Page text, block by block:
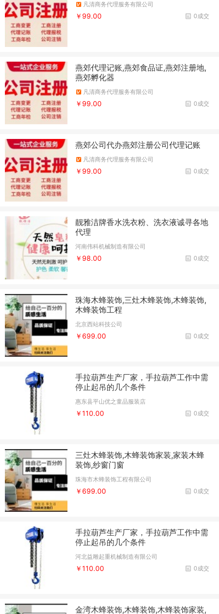
凡清商务代理服务有限公司
0成交
￥99.00
燕郊代理记账,燕郊食品证,燕郊注册地,
燕郊孵化器
凡清商务代理服务有限公司
0成交
￥99.00
燕郊公司代办燕郊注册公司代理记账
凡清商务代理服务有限公司
0成交
￥99.00
靓雅洁牌香水洗衣粉、洗衣液诚寻各地
代理
河南伟科机械制造有限公司
0成交
￥98.00
珠海木蜂装饰,三灶木蜂装饰,木蜂装饰,
木蜂装饰工程
北京西站科技公司
0成交
￥699.00
手拉葫芦生产厂家，手拉葫芦工作中需
停止起吊的几个条件
惠东县平山优之童品服装店
0成交
￥110.00
三灶木蜂装饰,木蜂装饰家装,家装木蜂
装饰,纱窗门窗
珠海市木蜂装饰工程有限公司
0成交
￥699.00
手拉葫芦生产厂家，手拉葫芦工作中需
停止起吊的几个条件
河北益雕起重机械制造有限公司
0成交
￥110.00
金湾木蜂装饰,木蜂装饰,木蜂装饰家装,